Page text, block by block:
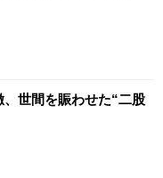
世間を賑わせた“二股